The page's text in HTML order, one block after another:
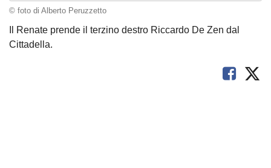
© foto di Alberto Peruzzetto
Il Renate prende il terzino destro Riccardo De Zen dal
Cittadella.